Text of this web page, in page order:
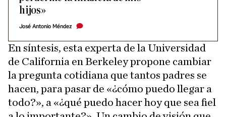
hijos»
José Antonio Méndez
En síntesis, esta experta de la Universidad
de California en Berkeley propone cambiar
la pregunta cotidiana que tantos padres se
hacen, para pasar de «¿cómo puedo llegar a
todo?», a «¿qué puedo hacer hoy que sea fiel